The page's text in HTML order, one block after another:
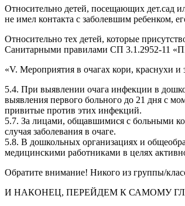
Относительно детей, посещающих дет.сад
не имел контакта с заболевшим ребенком,
Относительно тех детей, которые
Санитарными правилами СП
«V. Мероприятия в очагах кори, краснухи и
5.4. При выявлении очага инфекции в
выявления первого больного до 21 дня с
привитые против этих инфекций.
5.7. За лицами, общавшимися с больными
случая заболевания в очаге.
5.8. В дошкольных организациях и
медицинскими работниками в целях
Обратите внимание! Никого из группы/
И НАКОНЕЦ, ПЕРЕЙДЕМ К САМОМУ